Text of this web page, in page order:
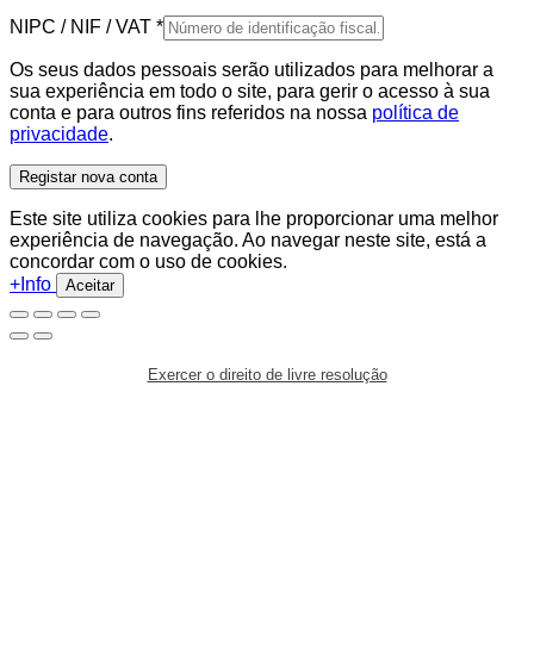
NIPC / NIF / VAT *
Os seus dados pessoais serão utilizados para melhorar a
sua experiência em todo o site, para gerir o acesso à sua
conta e para outros fins referidos na nossa política de
privacidade.
Registar nova conta
Este site utiliza cookies para lhe proporcionar uma melhor
experiência de navegação. Ao navegar neste site, está a
concordar com o uso de cookies.
+Info
Aceitar
Exercer o direito de livre resolução